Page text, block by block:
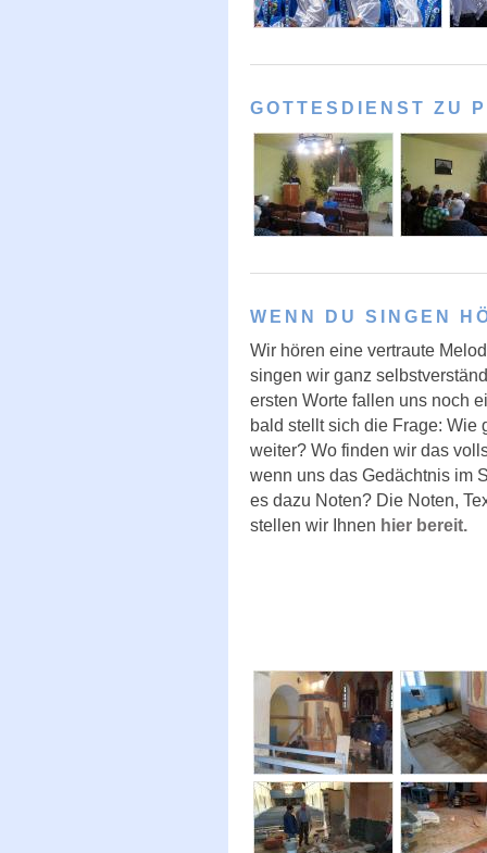
GOTTESDIENST ZU
WENN DU SINGEN
Wir hören eine vertraute
singen wir ganz
ersten Worte fallen uns noch
bald stellt sich die Frage: Wie
weiter? Wo finden wir das
wenn uns das Gedächtnis im
es dazu Noten? Die Noten,
stellen wir Ihnen hier bereit.